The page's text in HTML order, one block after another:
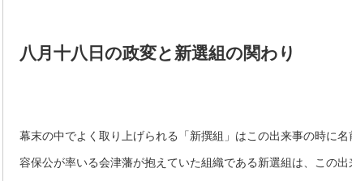
八月十八日の政変と新選組の関わり
幕末の中でよく取り上げられる「新撰組」はこの出来事の時に
容保公が率いる会津藩が抱えていた組織である新選組は、この